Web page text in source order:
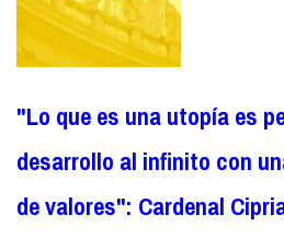
"Lo que es una utopía es
desarrollo al infinito con
de valores": Cardenal